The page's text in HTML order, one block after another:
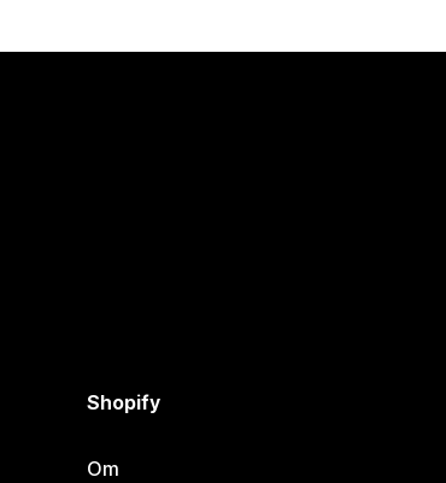
Shopify
Om